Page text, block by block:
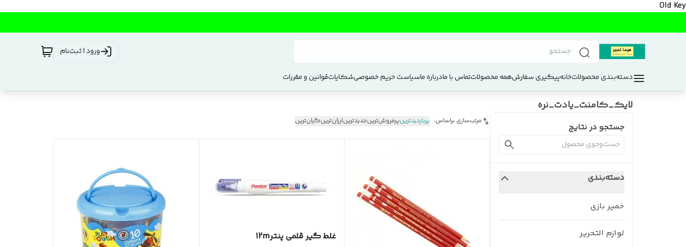
Old Key
ورود | ثبت‌نام
دسته‌بندی محصولاتخانهپیگیری سفارشهمه محصولاتتماس با مادرباره ماسیاست حریم خصوصیشکایاتقوانین و مقررات
لایک_کامنت_یادت_نره
جستجو در نتایج
دسته‌بندی
خمیر بازی
لوازم التحریر
مرتب‌سازی براساس: پربازدیدترینپرفروش‌ترینجدیدترینارزان‌ترینگران‌ترین
غلط گیر قلمی پنتر12m